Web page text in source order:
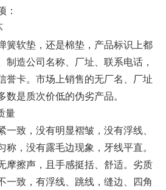
：
簧软垫，还是棉垫，产品标识上都
制造公司名称、厂址、联系电话，
誉卡。市场上销售的无厂名、厂址
是质次价低的伪劣产品。
量
致，没有明显褶皱，没有浮线、
称，没有露毛边现象，牙线平直。
摩擦声，且手感挺括、舒适。劣质
一致，有浮线、跳线，缝边、四角